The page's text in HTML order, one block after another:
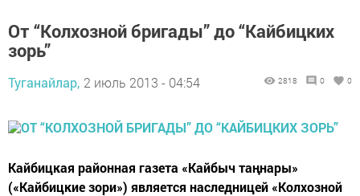
От “Колхозной бригады” до “Кайбицких
зорь”
Туганайлар, 2 июль 2013 - 04:54 2818 0 0
Кайбицкая районная газета «Кайбыч таңнары»
(«Кайбицкие зори») является наследницей «Колхозной